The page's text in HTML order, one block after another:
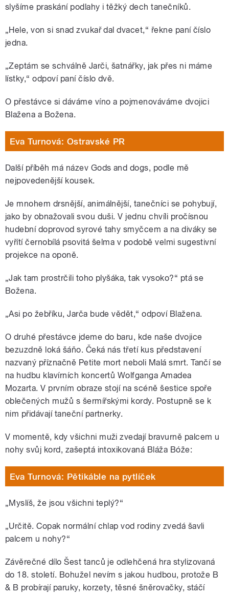
slyšíme praskání podlahy i těžký dech tanečníků.
„Hele, von si snad zvukař dal dvacet,“ řekne paní číslo
jedna.
„Zeptám se schválně Jarči, šatnářky, jak přes ni máme
lístky,“ odpoví paní číslo dvě.
O přestávce si dáváme víno a pojmenováváme dvojici
Blažena a Božena.
Eva Turnová: Ostravské PR
Další příběh má název Gods and dogs, podle mě
nejpovedenější kousek.
Je mnohem drsnější, animálnější, tanečníci se pohybují,
jako by obnažovali svou duši. V jednu chvíli pročísnou
hudební doprovod syrové tahy smyčcem a na diváky se
vyřítí černobílá psovitá šelma v podobě velmi sugestivní
projekce na oponě.
„Jak tam prostrčili toho plyšáka, tak vysoko?“ ptá se
Božena.
„Asi po žebříku, Jarča bude vědět,“ odpoví Blažena.
O druhé přestávce jdeme do baru, kde naše dvojice
bezuzdně loká šáňo. Čeká nás třetí kus představení
nazvaný příznačně Petite mort neboli Malá smrt. Tančí se
na hudbu klavírních koncertů Wolfganga Amadea
Mozarta. V prvním obraze stojí na scéně šestice spoře
oblečených mužů s šermířskými kordy. Postupně se k
nim přidávají taneční partnerky.
V momentě, kdy všichni muži zvedají bravurně palcem u
nohy svůj kord, zašeptá intoxikovaná Bláža Bóže:
Eva Turnová: Pětikáble na pytlíček
„Myslíš, že jsou všichni teplý?“
„Určitě. Copak normální chlap vod rodiny zvedá šavli
palcem u nohy?“
Závěrečné dílo Šest tanců je odlehčená hra stylizovaná
do 18. století. Bohužel nevím s jakou hudbou, protože B
& B probírají paruky, korzety, těsné šněrovačky, stáčí